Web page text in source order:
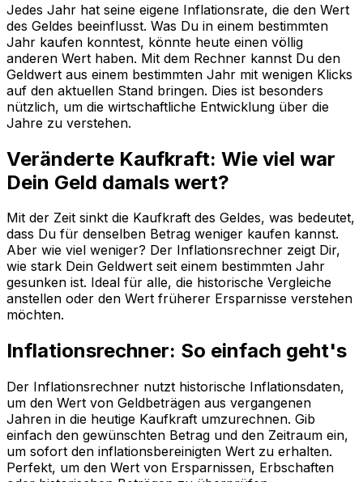
Jedes Jahr hat seine eigene Inflationsrate, die den Wert
des Geldes beeinflusst. Was Du in einem bestimmten
Jahr kaufen konntest, könnte heute einen völlig
anderen Wert haben. Mit dem Rechner kannst Du den
Geldwert aus einem bestimmten Jahr mit wenigen Klicks
auf den aktuellen Stand bringen. Dies ist besonders
nützlich, um die wirtschaftliche Entwicklung über die
Jahre zu verstehen.
Veränderte Kaufkraft: Wie viel war
Dein Geld damals wert?
Mit der Zeit sinkt die Kaufkraft des Geldes, was bedeutet,
dass Du für denselben Betrag weniger kaufen kannst.
Aber wie viel weniger? Der Inflationsrechner zeigt Dir,
wie stark Dein Geldwert seit einem bestimmten Jahr
gesunken ist. Ideal für alle, die historische Vergleiche
anstellen oder den Wert früherer Ersparnisse verstehen
möchten.
Inflationsrechner: So einfach geht's
Der Inflationsrechner nutzt historische Inflationsdaten,
um den Wert von Geldbeträgen aus vergangenen
Jahren in die heutige Kaufkraft umzurechnen. Gib
einfach den gewünschten Betrag und den Zeitraum ein,
um sofort den inflationsbereinigten Wert zu erhalten.
Perfekt, um den Wert von Ersparnissen, Erbschaften